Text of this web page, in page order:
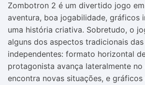
Zombotron 2 é um divertido jogo em
aventura, boa jogabilidade, gráficos
uma história criativa. Sobretudo, o
alguns dos aspectos tradicionais
independentes: formato horizontal
protagonista avança lateralmente no
encontra novas situações, e